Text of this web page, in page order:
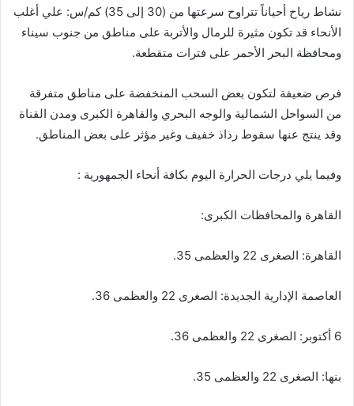
​نشاط رياح أحياناً تتراوح سرعتها من (30 إلى 35) كم/س: علي أغلب
الأنحاء قد تكون مثيرة للرمال والأتربة على مناطق من جنوب سيناء
ومحافظة البحر الأحمر على فترات متقطعة.
​فرص ضعيفة لتكون بعض السحب المنخفضة على مناطق متفرقة
من السواحل الشمالية والوجه البحري والقاهرة الكبرى ومدن القناة
وقد ينتج عنها سقوط رذاذ خفيف وغير مؤثر على بعض المناطق.
وفيما يلي درجات الحرارة اليوم بكافة أنحاء الجمهورية :
القاهرة والمحافظات الكبرى:
القاهرة: الصغرى 22 والعظمى 35.
العاصمة الإدارية الجديدة: الصغرى 22 والعظمى 36.
6 أكتوبر: الصغرى 22 والعظمى 36.
بنها: الصغرى 22 والعظمى 35.